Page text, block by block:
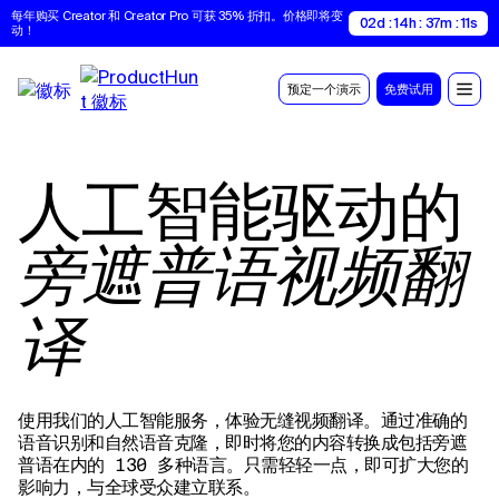
每年购买 Creator 和 Creator Pro 可获 35% 折扣。价格即将变
动！
02d : 14h : 37m : 10s
预定一个演示 免费试用
人工智能驱动的
旁遮普语视频翻
译
使用我们的人工智能服务，体验无缝视频翻译。通过准确的
语音识别和自然语音克隆，即时将您的内容转换成包括旁遮
普语在内的 130 多种语言。只需轻轻一点，即可扩大您的
影响力，与全球受众建立联系。